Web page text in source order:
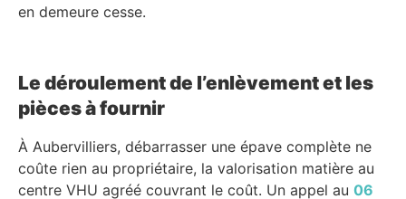
en demeure cesse.
Le déroulement de l’enlèvement et les
pièces à fournir
À Aubervilliers, débarrasser une épave complète ne
coûte rien au propriétaire, la valorisation matière au
centre VHU agréé couvrant le coût. Un appel au 06